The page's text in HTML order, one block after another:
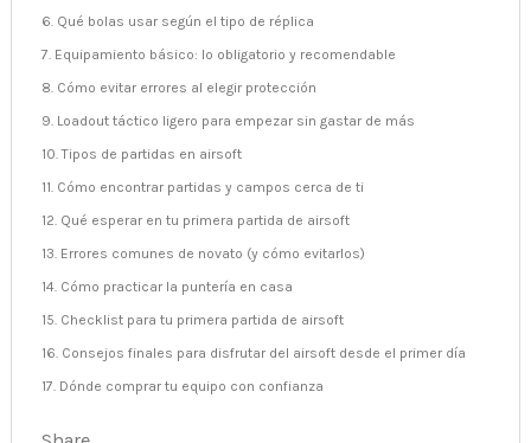
6. Qué bolas usar según el tipo de réplica
7. Equipamiento básico: lo obligatorio y recomendable
8. Cómo evitar errores al elegir protección
9. Loadout táctico ligero para empezar sin gastar de más
10. Tipos de partidas en airsoft
11. Cómo encontrar partidas y campos cerca de ti
12. Qué esperar en tu primera partida de airsoft
13. Errores comunes de novato (y cómo evitarlos)
14. Cómo practicar la puntería en casa
15. Checklist para tu primera partida de airsoft
16. Consejos finales para disfrutar del airsoft desde el primer día
17. Dónde comprar tu equipo con confianza